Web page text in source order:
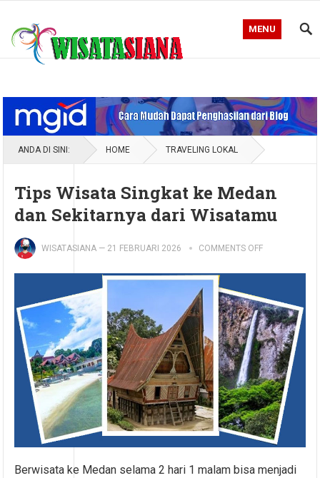
MENU
ANDA DI SINI: HOME TRAVELING LOKAL
Tips Wisata Singkat ke Medan
dan Sekitarnya dari Wisatamu
WISATASIANA — 21 FEBRUARI 2026 COMMENTS OFF
Berwisata ke Medan selama 2 hari 1 malam bisa menjadi